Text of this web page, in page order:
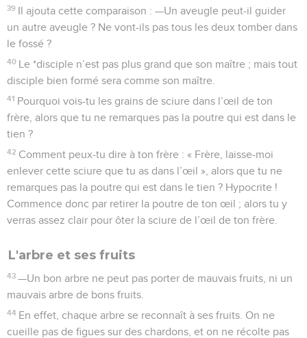
39 Il ajouta cette comparaison : —Un aveugle peut-il guider
un autre aveugle ? Ne vont-ils pas tous les deux tomber dans
le fossé ?
40 Le *disciple n’est pas plus grand que son maître ; mais tout
disciple bien formé sera comme son maître.
41 Pourquoi vois-tu les grains de sciure dans l’œil de ton
frère, alors que tu ne remarques pas la poutre qui est dans le
tien ?
42 Comment peux-tu dire à ton frère : « Frère, laisse-moi
enlever cette sciure que tu as dans l’œil », alors que tu ne
remarques pas la poutre qui est dans le tien ? Hypocrite !
Commence donc par retirer la poutre de ton œil ; alors tu y
verras assez clair pour ôter la sciure de l’œil de ton frère.
L'arbre et ses fruits
43 —Un bon arbre ne peut pas porter de mauvais fruits, ni un
mauvais arbre de bons fruits.
44 En effet, chaque arbre se reconnaît à ses fruits. On ne
cueille pas de figues sur des chardons, et on ne récolte pas